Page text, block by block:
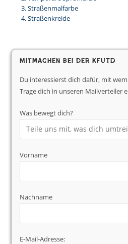
Straßenmalfarbe
Straßenkreide
Mitmachen bei der KfUTD
Du interessierst dich dafür, mit
Trage dich in unseren Mailverteiler
Was bewegt dich?
Vorname
Nachname
E-Mail-Adresse: